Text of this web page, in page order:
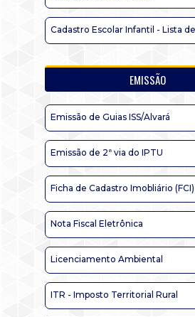
Cadastro Escolar Infantil - Lista
EMISSÃO
Emissão de Guias ISS/Alvará
Emissão de 2ª via do IPTU
Ficha de Cadastro Imobliário (FCI)
Nota Fiscal Eletrônica
Licenciamento Ambiental
ITR - Imposto Territorial Rural